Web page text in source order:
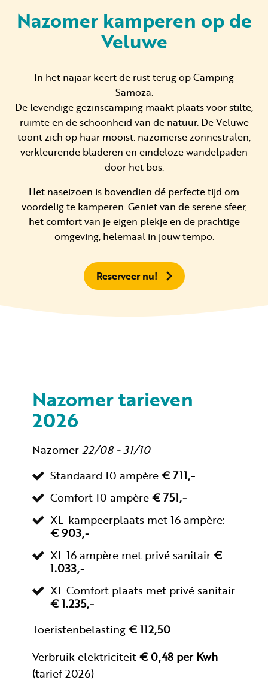
Particulier huren
+31 (0) 577 411 283
Contact
Werken bij
Nazomer kamperen op de
Veluwe
In het najaar keert de rust terug op Camping
Samoza.
De levendige gezinscamping maakt plaats voor stilte,
ruimte en de schoonheid van de natuur. De Veluwe
toont zich op haar mooist: nazomerse zonnestralen,
verkleurende bladeren en eindeloze wandelpaden
door het bos.
Het naseizoen is bovendien dé perfecte tijd om
voordelig te kamperen. Geniet van de serene sfeer,
het comfort van je eigen plekje en de prachtige
omgeving, helemaal in jouw tempo.
Reserveer nu!
Nazomer tarieven
2026
Nazomer22/08 - 31/10
Standaard 10 ampère€ 711,-
Comfort 10 ampère€ 751,-
XL-kampeerplaats met 16 ampère:
€ 903,-
XL 16 ampère met privé sanitair€
1.033,-
XL Comfort plaats met privé sanitair
€ 1.235,-
Toeristenbelasting€ 112,50
Verbruik elektriciteit€ 0,48 per Kwh
(tarief 2026)